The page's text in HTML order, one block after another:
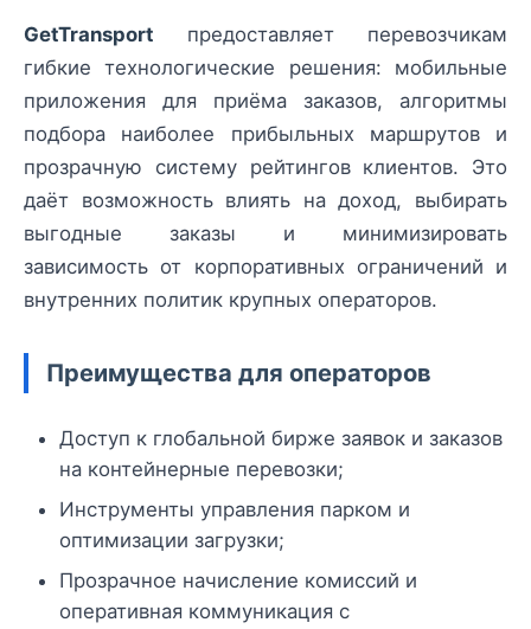
GetTransport предоставляет перевозчикам
гибкие технологические решения: мобильные
приложения для приёма заказов, алгоритмы
подбора наиболее прибыльных маршрутов и
прозрачную систему рейтингов клиентов. Это
даёт возможность влиять на доход, выбирать
выгодные заказы и минимизировать
зависимость от корпоративных ограничений и
внутренних политик крупных операторов.
Преимущества для операторов
Доступ к глобальной бирже заявок и заказов
на контейнерные перевозки;
Инструменты управления парком и
оптимизации загрузки;
Прозрачное начисление комиссий и
оперативная коммуникация с